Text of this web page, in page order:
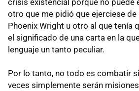
crisis existencial porque no puede
otro que me pidió que ejerciese
Phoenix Wright u otro al que tenía
el significado de una carta en la
lenguaje un tanto peculiar.
Por lo tanto, no todo es combatir
veces simplemente serán